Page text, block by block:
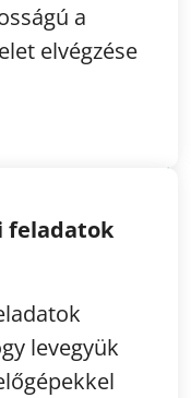
a
elvégzése
feladatok
levegyük